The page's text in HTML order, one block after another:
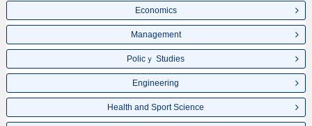
Economics
Management
Policｙ Studies
Engineering
Health and Sport Science